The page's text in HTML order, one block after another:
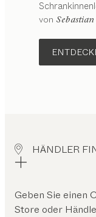
von Sebastian
HÄNDLER
Geben Sie einen
Store oder